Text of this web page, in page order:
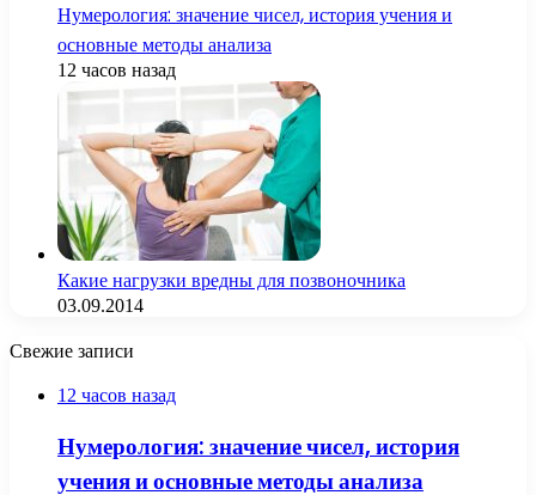
Нумерология: значение чисел, история учения и
основные методы анализа
12 часов назад
Какие нагрузки вредны для позвоночника
03.09.2014
Свежие записи
12 часов назад
Нумерология: значение чисел, история
учения и основные методы анализа